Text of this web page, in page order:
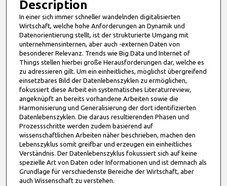
m
n
u
t
e
s
1
3
s
e
c
o
n
Description
In einer sich immer schneller wandelnden digitalisierten
Wirtschaft, welche hohe Anforderungen an Dynamik und
Datenorientierung stellt, ist der strukturierte Umgang mit
unternehmensinternen, aber auch -externen Daten von
besonderer Relevanz. Trends wie Big Data und Internet of
Things stellen hierbei große Herausforderungen dar, welche es
zu adressieren gilt. Um ein einheitliches, möglichst übergreifend
einsetzbares Bild der Datenlebenszyklen zu ermöglichen,
fokussiert diese Arbeit ein systematisches Literaturreview,
angeknüpft an bereits vorhandene Arbeiten sowie die
Harmonisierung und Generalisierung der dort identifizierten
Datenlebenszyklen. Die daraus resultierenden Phasen und
Prozessschritte werden zudem basierend auf
wissenschaftlichen Arbeiten näher beschrieben, machen den
Lebenszyklus somit greifbar und erzeugen ein einheitliches
Verständnis. Der Datenlebenszyklus fokussiert sich auf keine
spezielle Art von Daten oder Informationen und ist demnach als
Grundlage für verschiedenste Bereiche der Wirtschaft, aber
auch Wissenschaft zu verstehen.